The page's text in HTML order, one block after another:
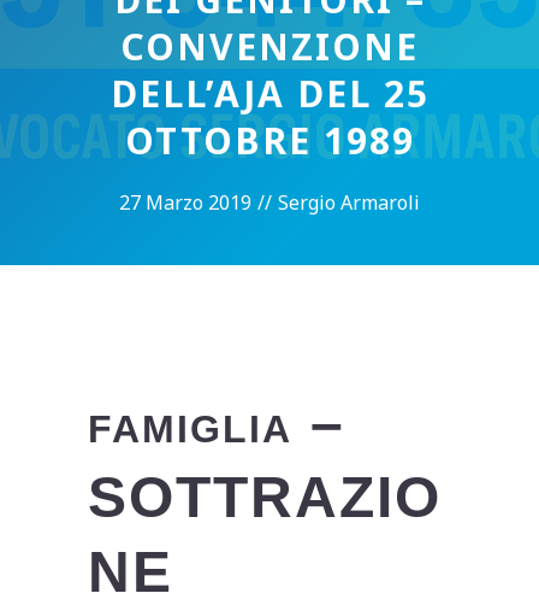
CONVENZIONE
DELL’AJA DEL 25
OTTOBRE 1989
27 Marzo 2019 // Sergio Armaroli
FAMIGLIA –
SOTTRAZIO
NE